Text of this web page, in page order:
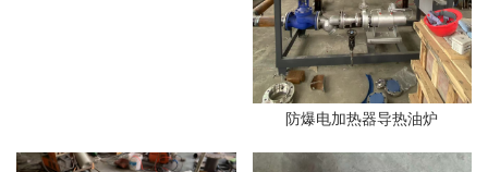
防爆电加热器导热油炉